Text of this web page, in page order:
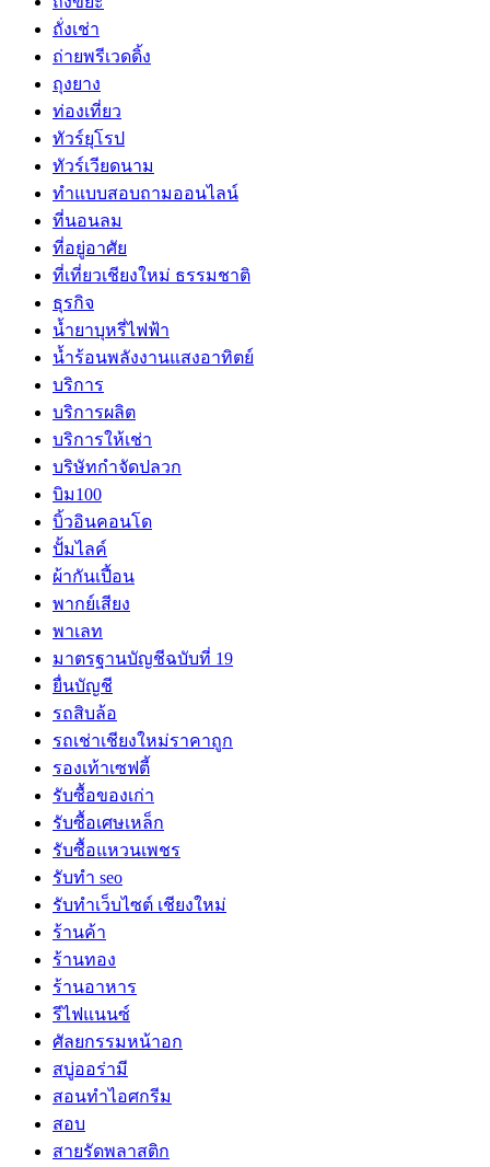
ถั่งเช่า
ถ่ายพรีเวดดิ้ง
ถุงยาง
ท่องเที่ยว
ทัวร์ยุโรป
ทัวร์เวียดนาม
ทำแบบสอบถามออนไลน์
ที่นอนลม
ที่อยู่อาศัย
ที่เที่ยวเชียงใหม่ ธรรมชาติ
ธุรกิจ
น้ำยาบุหรี่ไฟฟ้า
น้ำร้อนพลังงานแสงอาทิตย์
บริการ
บริการผลิต
บริการให้เช่า
บริษัทกำจัดปลวก
บิม100
บิ้วอินคอนโด
ปั้มไลค์
ผ้ากันเปี้อน
พากย์เสียง
พาเลท
มาตรฐานบัญชีฉบับที่ 19
ยื่นบัญชี
รถสิบล้อ
รถเช่าเชียงใหม่ราคาถูก
รองเท้าเซฟตี้
รับซื้อของเก่า
รับซื้อเศษเหล็ก
รับซื้อแหวนเพชร
รับทำ seo
รับทำเว็บไซต์ เชียงใหม่
ร้านค้า
ร้านทอง
ร้านอาหาร
รีไฟแนนซ์
ศัลยกรรมหน้าอก
สบู่ออร่ามี
สอนทำไอศกรีม
สอบ
สายรัดพลาสติก